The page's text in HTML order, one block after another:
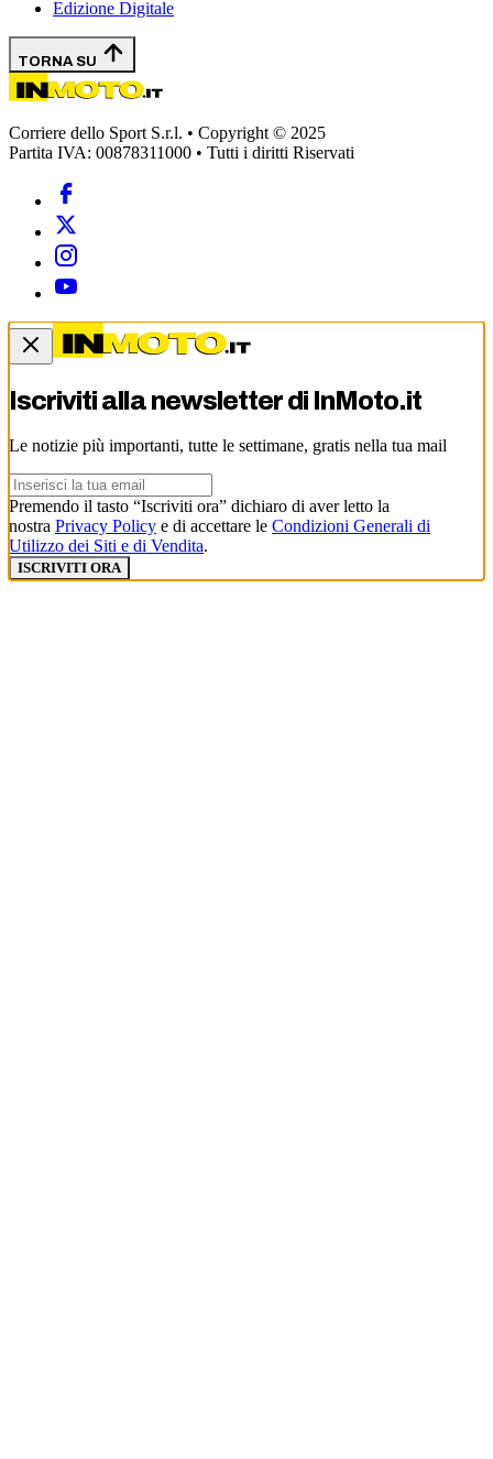
Edizione Digitale
TORNA SU
Corriere dello Sport S.r.l. • Copyright © 2025
Partita IVA: 00878311000 • Tutti i diritti Riservati
Iscriviti alla newsletter di InMoto.it
Le notizie più importanti, tutte le settimane, gratis nella tua mail
Premendo il tasto “Iscriviti ora” dichiaro di aver letto la
nostra Privacy Policy e di accettare le Condizioni Generali di
Utilizzo dei Siti e di Vendita.
ISCRIVITI ORA